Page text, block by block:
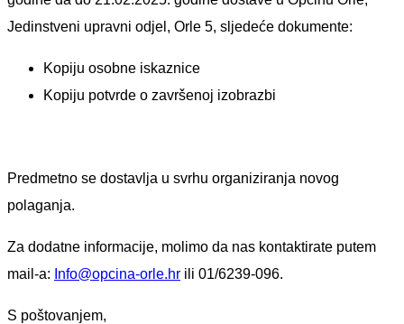
Jedinstveni upravni odjel, Orle 5, sljedeće dokumente:
Kopiju osobne iskaznice
Kopiju potvrde o završenoj izobrazbi
Predmetno se dostavlja u svrhu organiziranja novog
polaganja.
Za dodatne informacije, molimo da nas kontaktirate putem
mail-a: Info@opcina-orle.hr ili 01/6239-096.
S poštovanjem,